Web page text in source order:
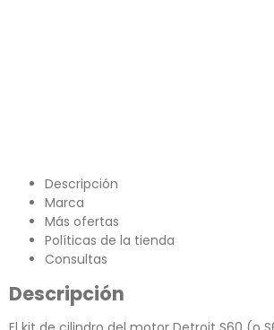
Descripción
Marca
Más ofertas
Políticas de la tienda
Consultas
Descripción